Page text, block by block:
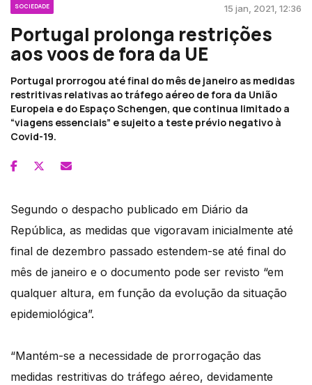
SOCIEDADE 15 jan, 2021, 12:36
Portugal prolonga restrições
aos voos de fora da UE
Portugal prorrogou até final do mês de janeiro as medidas
restritivas relativas ao tráfego aéreo de fora da União
Europeia e do Espaço Schengen, que continua limitado a
“viagens essenciais” e sujeito a teste prévio negativo à
Covid-19.
Segundo o despacho publicado em Diário da
República, as medidas que vigoravam inicialmente até
final de dezembro passado estendem-se até final do
mês de janeiro e o documento pode ser revisto “em
qualquer altura, em função da evolução da situação
epidemiológica”.
“Mantém-se a necessidade de prorrogação das
medidas restritivas do tráfego aéreo, devidamente